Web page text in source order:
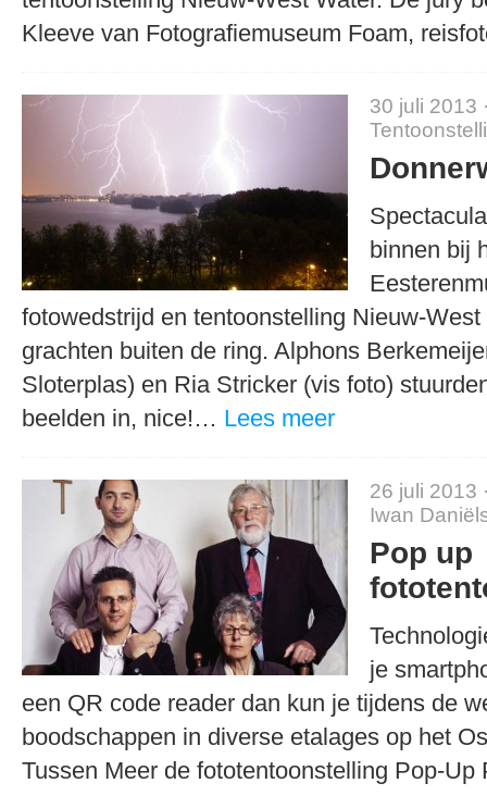
Kleeve van Fotografiemuseum Foam,
30 juli 2013
binnen bij
fotowedstrijd en tentoonstelling Nieuw-West
grachten buiten de ring. Alphons
Sloterplas) en Ria Stricker (vis foto)
beelden in, nice!… Lees meer
26 juli 2013
Iwan
Pop up
je
een QR code reader dan kun je tijdens de
boodschappen in diverse etalages op het
Tussen Meer de fototentoonstelling Pop-